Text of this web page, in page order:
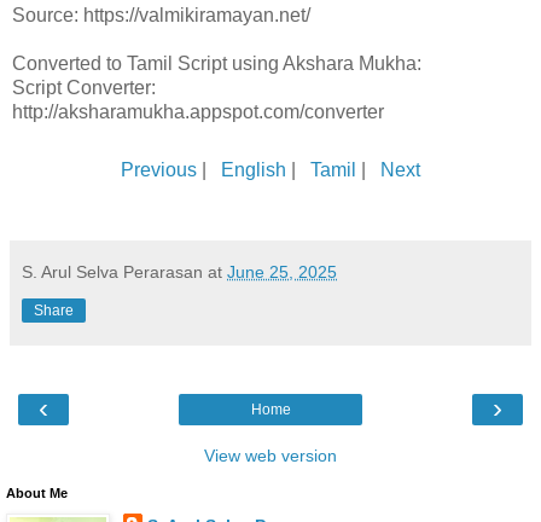
Source: https://valmikiramayan.net/
Converted to Tamil Script using Akshara Mukha:
Script Converter:
http://aksharamukha.appspot.com/converter
Previous English Tamil Next
S. Arul Selva Perarasan at June 25, 2025
Share
‹ ›
Home
View web version
About Me